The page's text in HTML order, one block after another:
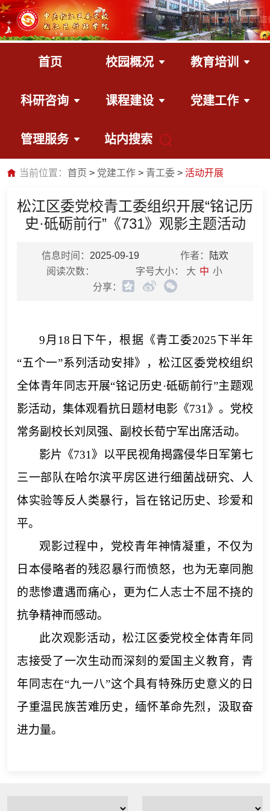
首页 校园概况 教育培训
科研咨询 课程建设 党建工作
管理服务 站内搜索
当前位置： 首页 党建工作 青工委 活动开展
松江区委党校青工委组织开展“铭记历
史·砥砺前行”《731》观影主题活动
信息时间： 2025-09-19 作者：
陆欢
阅读次数：
字号大小： 大 中 小
分享：
9月18 日 下午 ，根据《青工委2025下半年
“五个一”系列活动安排》，松江区委党校组织
全体青年同志开展“铭记历史·砥砺前行”主题观
影活动，集体观看抗日题材电影《731》。 党校
常务副校长刘凤强、副校长荀宁军出席活动。
影片《731》以平民视角揭露侵华日军第七
三一部队在哈尔滨平房区进行细菌战研究、人
体实验等反人类暴行，旨在铭记历史、珍爱和
平。
观影过程中， 党校青年神情凝重， 不仅为
日本侵略者的残忍暴行而愤怒， 也为无辜同胞
的悲惨遭遇而痛心，更为仁人志士不屈不挠的
抗争精神而感动。
此次观影活动，松江区委党校全体青年同
志接受了一次生动而深刻的爱国主义教育， 青
年同志在“九一八”这个具有特殊历史意义的日
子重温民族苦难历史，缅怀革命先烈，汲取奋
进力量。